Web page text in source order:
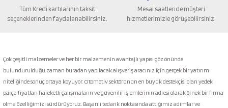
Gönder
Tüm Kredi kartılarının taksit
seçeneklerinden faydalanabilirsiniz.
Mesai saatleride müşteri
hizmetlerimizle görüşebilirsiniz.
Çok çeşitli malzemeler ve her bir malzemenin avantajlı yapısı göz önünde
bulundurulduğu zaman buradan yapılacak alışveriş aracınız için gerçek bir yatırım
niteliğinde sonuç ortaya koyuyor. Otomotiv sektörünün en büyük destekçisi olan yedek
parça fiyatları hareketli çalışmaların ve güvenilir işlemlerinin adresi olarak örnek bir firma
olma özelliğimizi sürdürüyoruz. Başarılı tedarik noktasında attığımız adımlar ve